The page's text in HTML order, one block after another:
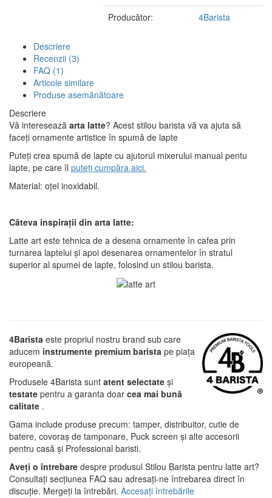
Producător:
4Barista
Descriere
Recenzii (3)
FAQ (1)
Articole similare
Produse asemănătoare
Descriere
Vă interesează arta latte? Acest stilou barista vă va ajuta să
faceți ornamente artistice în spumă de lapte
Puteți crea spumă de lapte cu ajutorul mixerului manual pentu
lapte, pe care îl puteți cumpăra aici.
Material: oțel inoxidabil.
Câteva inspirații din arta latte:
Latte art este tehnica de a desena ornamente în cafea prin
turnarea laptelui și apoi desenarea ornamentelor în stratul
superior al spumei de lapte, folosind un stilou barista.
4Barista este propriul nostru brand sub care
aducem instrumente premium barista pe piața
europeană.
Produsele 4Barista sunt atent selectate și
testate pentru a garanta doar cea mai bună
calitate .
Gama include produse precum: tamper, distribuitor, cutie de
batere, covoraș de tamponare, Puck screen și alte accesorii
pentru casă și Professional baristi.
Aveți o întrebare despre produsul Stilou Barista pentru latte art?
Consultați secțiunea FAQ sau adresați-ne întrebarea direct în
discuție. Mergeți la întrebări. Accesați întrebările